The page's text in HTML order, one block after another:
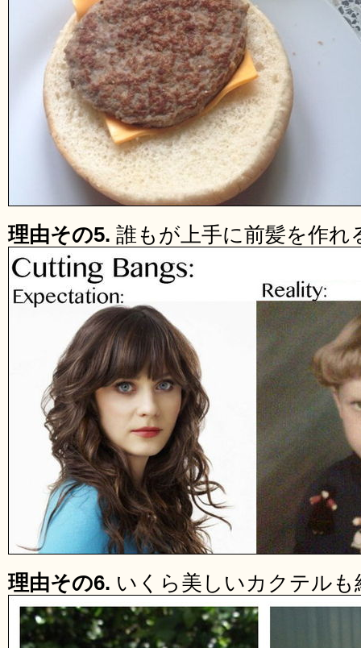
理由その5. 誰もが上手に前髪を作
理由その6. いくら美しいカクテル